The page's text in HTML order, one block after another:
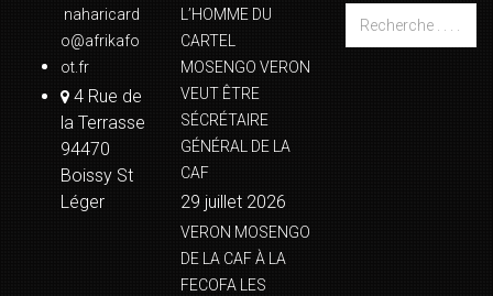
naharicard
o@afrikafo
ot.fr
4 Rue de
la Terrasse
94470
Boissy St
Léger
L’HOMME DU
CARTEL
MOSENGO VERON
VEUT ÊTRE
SÉCRÉTAIRE
GÉNÉRAL DE LA
CAF
29 juillet 2026
VERON MOSENGO
DE LA CAF À LA
FECOFA LES